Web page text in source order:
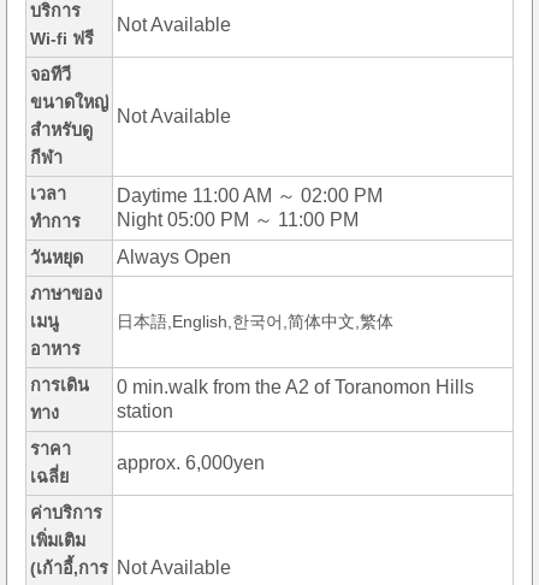
บริการ
Wi-fi ฟรี
Not Available
จอทีวี
ขนาดใหญ่
สำหรับดู
กีฬา
Not Available
เวลา
ทำการ
Daytime 11:00 AM ～ 02:00 PM
Night 05:00 PM ～ 11:00 PM
วันหยุด Always Open
ภาษาของ
เมนู
อาหาร
日本語,English,한국어,简体中文,繁体
การเดิน
ทาง
0 min.walk from the A2 of Toranomon Hills
station
ราคา
เฉลี่ย
approx. 6,000yen
ค่าบริการ
เพิ่มเติม
(เก้าอี้,การ Not Available